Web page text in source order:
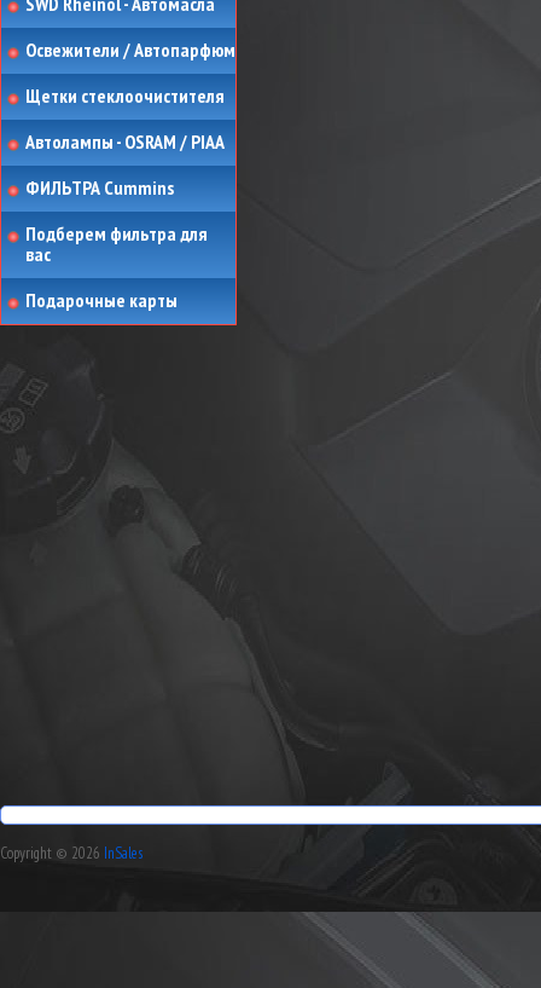
Освежители / Автопарфюм
Щетки стеклоочистителя
Автолампы - OSRAM / PIAA
ФИЛЬТРА Cummins
Подберем фильтра для
вас
Подарочные карты
Copyright © 2026 InSales